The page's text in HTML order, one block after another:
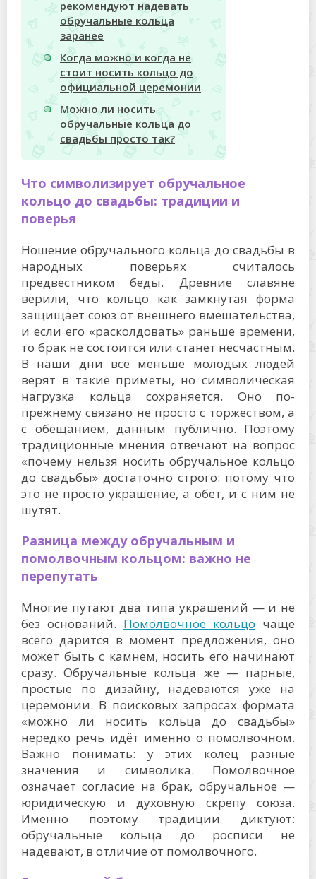
рекомендуют надевать
обручальные кольца
заранее
Когда можно и когда не
стоит носить кольцо до
официальной церемонии
Можно ли носить
обручальные кольца до
свадьбы просто так?
Что символизирует обручальное
кольцо до свадьбы: традиции и
поверья
Ношение обручального кольца до свадьбы в
народных поверьях считалось
предвестником беды. Древние славяне
верили, что кольцо как замкнутая форма
защищает союз от внешнего вмешательства,
и если его «расколдовать» раньше времени,
то брак не состоится или станет несчастным.
В наши дни всё меньше молодых людей
верят в такие приметы, но символическая
нагрузка кольца сохраняется. Оно по-
прежнему связано не просто с торжеством, а
с обещанием, данным публично. Поэтому
традиционные мнения отвечают на вопрос
«почему нельзя носить обручальное кольцо
до свадьбы» достаточно строго: потому что
это не просто украшение, а обет, и с ним не
шутят.
Разница между обручальным и
помолвочным кольцом: важно не
перепутать
Многие путают два типа украшений — и не
без оснований. Помолвочное кольцо чаще
всего дарится в момент предложения, оно
может быть с камнем, носить его начинают
сразу. Обручальные кольца же — парные,
простые по дизайну, надеваются уже на
церемонии. В поисковых запросах формата
«можно ли носить кольца до свадьбы»
нередко речь идёт именно о помолвочном.
Важно понимать: у этих колец разные
значения и символика. Помолвочное
означает согласие на брак, обручальное —
юридическую и духовную скрепу союза.
Именно поэтому традиции диктуют:
обручальные кольца до росписи не
надевают, в отличие от помолвочного.